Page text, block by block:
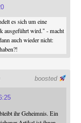
es sich um eine
ausgeführt wird." - macht
auch wieder nicht:
boosted
ihr Geheimnis. Ein